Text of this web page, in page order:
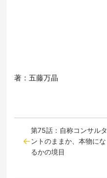
著：五藤万晶
第75話：自称コンサルタ
ントのままか、本物にな
るかの境目